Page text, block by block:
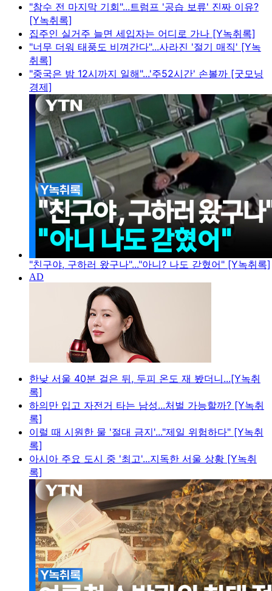
"참수 전 마지막 기회"...트럼프 '공습 보류' 진짜 이유?
[Y녹취록]
집주인 실거주 늘면 세입자는 어디로 가나 [Y녹취록]
"너무 더워 태풍도 비껴간다"...사라진 '절기 매직' [Y녹
취록]
"중국은 밤 12시까지 일해"...'주52시간' 손볼까 [굿모닝
경제]
"친구야, 구하러 왔구나"..."아니? 나도 갇혔어" [Y녹취록]
한낮 서울 40분 걸은 뒤, 두피 온도 재 봤더니...[Y녹취
록]
하의만 입고 자전거 타는 남성...처벌 가능할까? [Y녹취
록]
이럴 때 시원한 물 '절대 금지'..."제일 위험하다" [Y녹취
록]
아시아 주요 도시 중 '최고'...지독한 서울 상황 [Y녹취
록]